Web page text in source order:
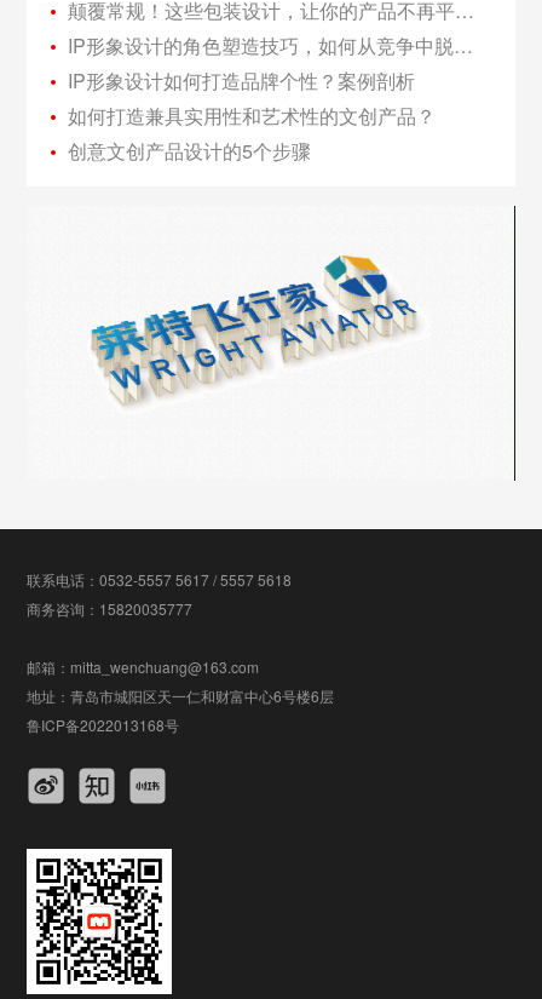
颠覆常规！这些包装设计，让你的产品不再平凡！
IP形象设计的角色塑造技巧，如何从竞争中脱颖而出？
IP形象设计如何打造品牌个性？案例剖析
如何打造兼具实用性和艺术性的文创产品？
创意文创产品设计的5个步骤
联系电话：0532-5557 5617 / 5557 5618
商务咨询：15820035777
邮箱：mitta_wenchuang@163.com
地址：青岛市城阳区天一仁和财富中心6号楼6层
鲁ICP备2022013168号